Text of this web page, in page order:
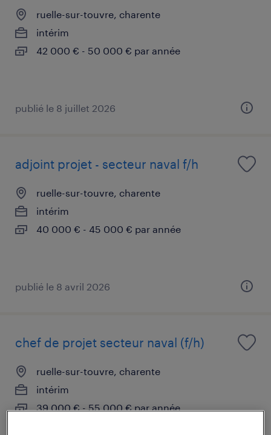
ruelle-sur-touvre, charente
intérim
42 000 € - 50 000 € par année
publié le 8 juillet 2026
adjoint projet - secteur naval f/h
ruelle-sur-touvre, charente
intérim
40 000 € - 45 000 € par année
publié le 8 avril 2026
chef de projet secteur naval (f/h)
ruelle-sur-touvre, charente
intérim
39 000 € - 55 000 € par année